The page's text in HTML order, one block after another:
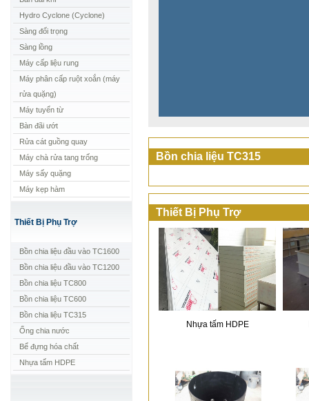
Hydro Cyclone (Cyclone)
Sàng đối trọng
Sàng lồng
Máy cấp liệu rung
Máy phân cấp ruột xoắn (máy
rửa quặng)
Máy tuyển từ
Bàn đãi ướt
Rửa cát guồng quay
Máy chà rửa tang trống
Máy sấy quặng
Máy kẹp hàm
Thiết Bị Phụ Trợ
Bồn chia liệu đầu vào TC1600
Bồn chia liệu đầu vào TC1200
Bồn chia liệu TC800
Bồn chia liệu TC600
Bồn chia liệu TC315
Ống chia nước
Bể đựng hóa chất
Nhựa tấm HDPE
Bồn chia liệu TC315
Thiết Bị Phụ Trợ
Nhựa tấm HDPE